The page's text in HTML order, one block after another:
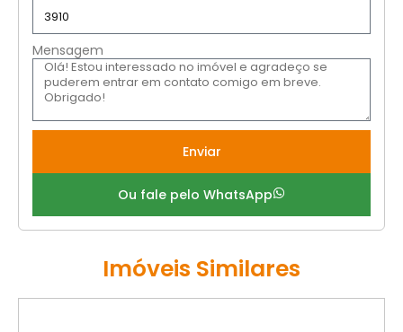
Mensagem
Enviar
Ou fale pelo WhatsApp
Imóveis Similares